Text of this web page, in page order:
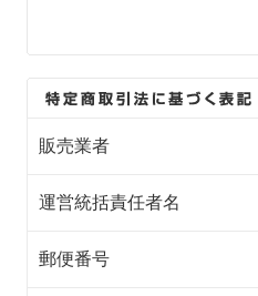
販売業者
運営統括責任者名
郵便番号